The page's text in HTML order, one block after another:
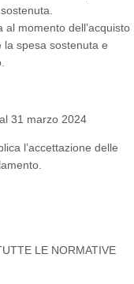
momento dell’acquisto
la spesa sostenuta e
31 marzo 2024
l’accettazione delle
LE NORMATIVE